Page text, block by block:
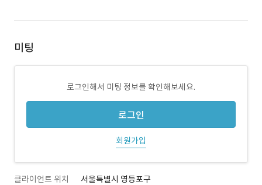
미팅
로그인해서 미팅 정보를 확인해보세요.
로그인
회원가입
클라이언트 위치 서울특별시 영등포구